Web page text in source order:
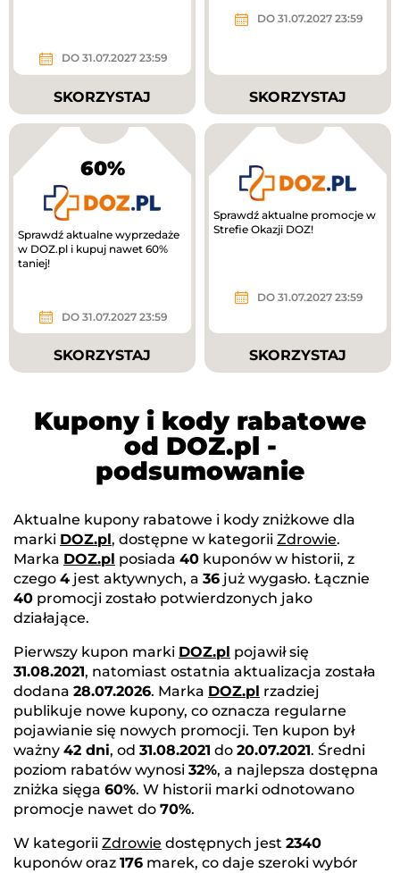
DO 31.07.2027 23:59
SKORZYSTAJ
DO 31.07.2027 23:59
SKORZYSTAJ
60%
Sprawdź aktualne wyprzedaże
w DOZ.pl i kupuj nawet 60%
taniej!
DO 31.07.2027 23:59
SKORZYSTAJ
Sprawdź aktualne promocje w
Strefie Okazji DOZ!
DO 31.07.2027 23:59
SKORZYSTAJ
Kupony i kody rabatowe
od DOZ.pl -
podsumowanie
Aktualne kupony rabatowe i kody zniżkowe dla
marki DOZ.pl, dostępne w kategorii Zdrowie.
Marka DOZ.pl posiada 40 kuponów w historii, z
czego 4 jest aktywnych, a 36 już wygasło. Łącznie
40 promocji zostało potwierdzonych jako
działające.
Pierwszy kupon marki DOZ.pl pojawił się
31.08.2021, natomiast ostatnia aktualizacja została
dodana 28.07.2026. Marka DOZ.pl rzadziej
publikuje nowe kupony, co oznacza regularne
pojawianie się nowych promocji. Ten kupon był
ważny 42 dni, od 31.08.2021 do 20.07.2021. Średni
poziom rabatów wynosi 32%, a najlepsza dostępna
zniżka sięga 60%. W historii marki odnotowano
promocje nawet do 70%.
W kategorii Zdrowie dostępnych jest 2340
kuponów oraz 176 marek, co daje szeroki wybór